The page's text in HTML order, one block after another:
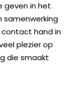
geven in het
samenwerking
contact hand in
plezier op
die smaakt